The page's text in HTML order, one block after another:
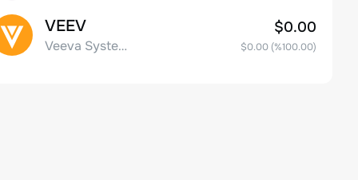
VEEV
Veeva Systems Inc.
$0.00
$0.00(%100.00)